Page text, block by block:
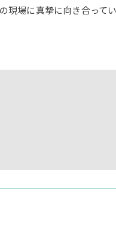
現場に真摯に向き合って